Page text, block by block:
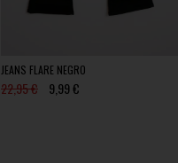
JEANS FLARE NEGRO
22,95 € 9,99 €